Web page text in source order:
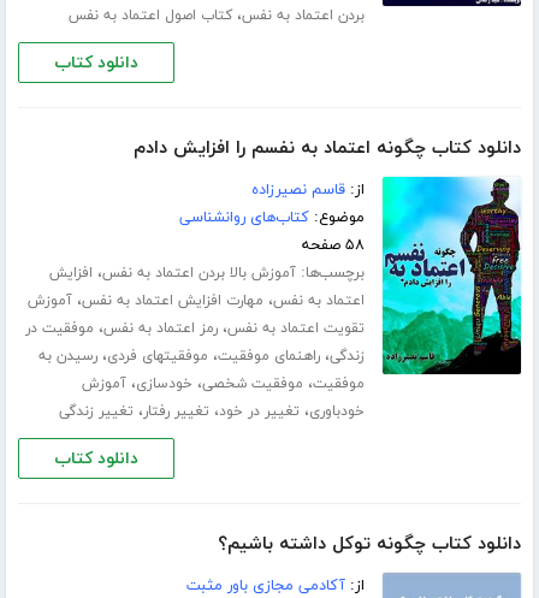
بردن اعتماد به نفس،کتاب اصول اعتماد به نفس
دانلود کتاب
دانلود کتاب چگونه اعتماد به نفسم را افزایش دادم
از:قاسم نصیرزاده
موضوع:کتاب‌های روانشناسی
۵۸ صفحه
برچسب‌ها:آموزش بالا بردن اعتماد به نفس، افزایش
اعتماد به نفس، مهارت افزایش اعتماد به نفس،آموزش
تقویت اعتماد به نفس،رمز اعتماد به نفس، موفقیت در
زندگی،راهنمای موفقیت، موفقیتهای فردی،رسیدن به
موفقیت، موفقیت شخصی، خودسازی،آموزش
خودباوری، تغییر در خود، تغییر رفتار، تغییر زندگی
دانلود کتاب
دانلود کتاب چگونه توکل داشته باشیم؟
از:آکادمی مجازی باور مثبت